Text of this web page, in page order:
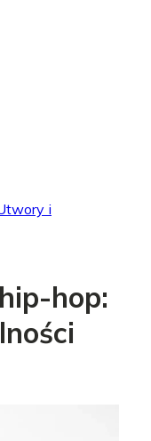
i
hop: